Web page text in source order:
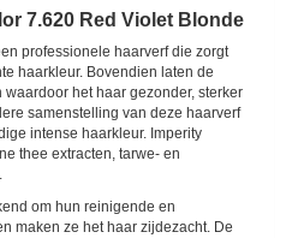
7.620 Red Violet Blonde
professionele haarverf die zorgt
haarkleur. Bovendien laten de
het haar gezonder, sterker
samenstelling van deze haarverf
intense haarkleur. Imperity
thee extracten, tarwe- en
om hun reinigende en
maken ze het haar zijdezacht. De